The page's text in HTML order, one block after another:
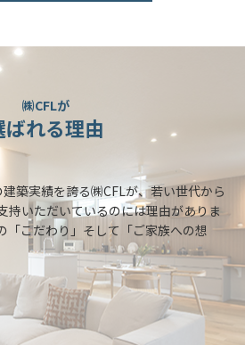
㈱CFLが
ばれる理由
築実績を誇る㈱CFLが、若い世代から
持いただいているのには理由がありま
「こだわり」そして「ご家族への想